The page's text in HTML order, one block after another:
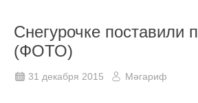
Снегурочке поставили
(ФОТО)
31 декабря 2015 Мәгариф